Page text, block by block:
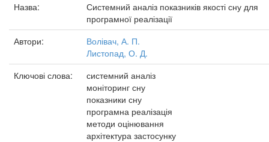
Назва:
Системний аналіз показників якості сну для
програмної реалізації
Автори:
Волівач, А. П.
Листопад, О. Д.
Ключові слова:
системний аналіз
моніторинг сну
показники сну
програмна реалізація
методи оцінювання
архітектура застосунку